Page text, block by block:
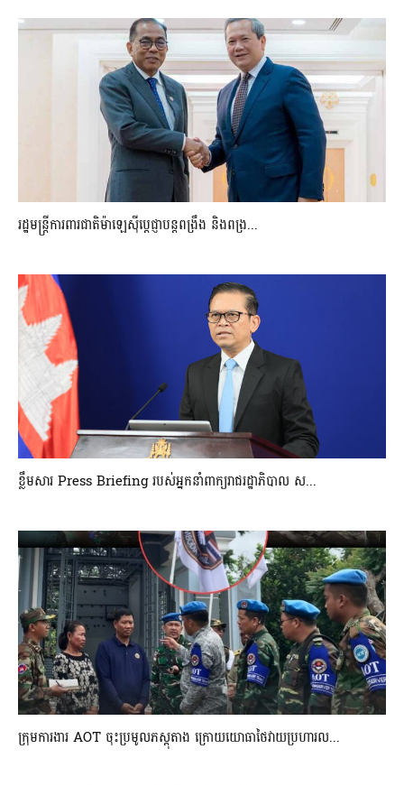
រដ្ឋមន្ត្រីការពារជាតិម៉ាឡេស៊ីប្ដេជ្ញាបន្តពង្រឹង និងពង្រ...
ខ្លឹមសារ Press Briefing របស់អ្នកនាំពាក្យរាជរដ្ឋាភិបាល ស...
ក្រុមការងារ AOT ចុះប្រមូលភស្តុតាង ក្រោយយោធាថៃវាយប្រហារល...